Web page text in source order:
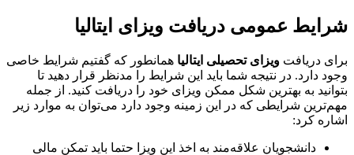
شرایط عمومی دریافت ویزای ایتالیا
برای دریافت ویزای تحصیلی ایتالیا همانطور که گفتیم شرایط خاصی
وجود دارد. در نتیجه شما باید این شرایط را مدنظر قرار دهید تا
بتوانید به بهترین شکل ممکن ویزای خود را دریافت کنید. از جمله
مهم‌ترین شرایطی که در این زمینه وجود دارد می‌توان به موارد زیر
اشاره کرد:
دانشجویان علاقه‌مند به اخذ این ویزا حتما باید تمکن مالی